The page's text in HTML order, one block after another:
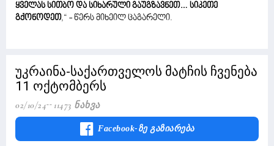
ყველას სითბო და სიხარული გაუგზავნეთ… სიკეთე
გქონოდეთ,“ - წერს მიხეილ ცაგარელი.
უკრაინა-საქართველოს მატჩის ჩვენება
11 ოქტომბერს
02/10/24 11473 Ნახვა
Facebook-Ზე Გაზიარება